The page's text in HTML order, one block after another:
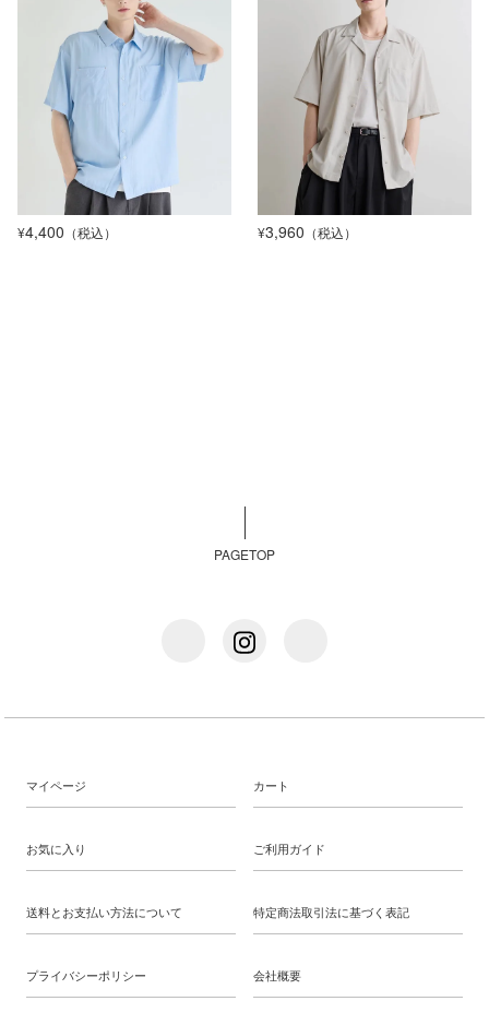
¥4,400 （税込） ¥3,960 （税込）
PAGETOP
マイページ カート
お気に入り ご利用ガイド
送料とお支払い方法について 特定商法取引法に基づく表記
プライバシーポリシー 会社概要